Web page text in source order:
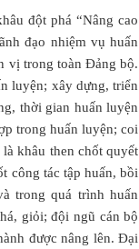
đột phá “Nâng cao
đạo nhiệm vụ huấn
vị trong toàn Đảng bộ.
luyện; xây dựng, triển
thời gian huấn luyện
trong huấn luyện; coi
khâu then chốt quyết
công tác tập huấn, bồi
trong quá trình huấn
giỏi; đội ngũ cán bộ
được nâng lên. Đại